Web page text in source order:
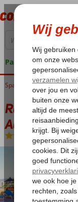
Pakketgarantie
Home Canarische Eilanden
Ramada
Adeje
Logies-